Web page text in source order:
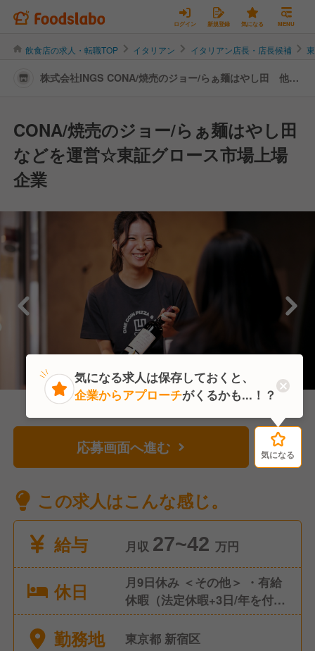
ログイン 新規登録 気になる MENU
飲食店の求人・転職TOP イタリアン イタリアン店長・店長候補
株式会社INGS CONA/焼売のジョー/らぁ麺はやし田 他 |
CONA/焼売のジョー/らぁ麺はやし田
などを運営☆東証グロース市場上場
企業
応募画面へ進む 気になる
この求人はこんな感じ。
給与
月収 27~42 万円
休日
月9日休み ＜その他＞ ・有給
休暇（法定休暇+3日/年を付
与） ・慶弔休暇 ・産前産後休
暇 ・育児休暇（男性も取得実
勤務地 東京都 新宿区
気になる
気になる求人は保存しておくと、
企業からアプローチがくるかも...！？